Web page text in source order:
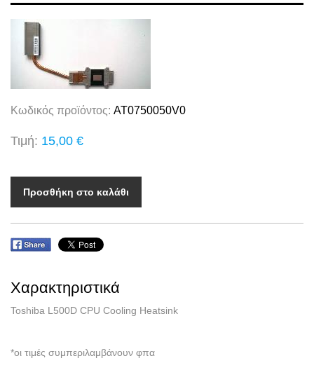
Κωδικός προϊόντος: AT0750050V0
Τιμή: 15,00 €
Προσθήκη στο καλάθι
Χαρακτηριστικά
Toshiba L500D CPU Cooling Heatsink
*οι τιμές συμπεριλαμβάνουν φπα